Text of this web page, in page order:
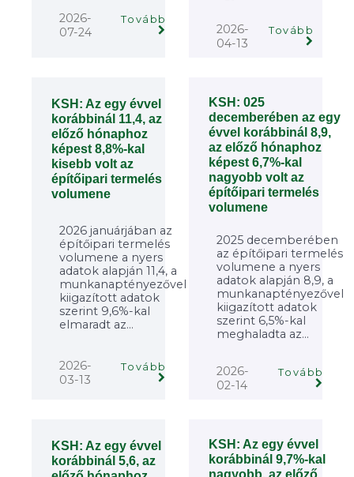
2026-
07-24
Tovább
2026-
04-13
Tovább
KSH: Az egy évvel
korábbinál 11,4, az
előző hónaphoz
képest 8,8%-kal
kisebb volt az
építőipari termelés
volumene
2026 januárjában az
építőipari termelés
volumene a nyers
adatok alapján 11,4, a
munkanaptényezővel
kiigazított adatok
szerint 9,6%-kal
elmaradt az...
2026-
03-13
Tovább
KSH: 025
decemberében az egy
évvel korábbinál 8,9,
az előző hónaphoz
képest 6,7%-kal
nagyobb volt az
építőipari termelés
volumene
2025 decemberében
az építőipari termelés
volumene a nyers
adatok alapján 8,9, a
munkanaptényezővel
kiigazított adatok
szerint 6,5%-kal
meghaladta az...
2026-
02-14
Tovább
KSH: Az egy évvel
korábbinál 5,6, az
KSH: Az egy évvel
korábbinál 9,7%-kal
nagyobb, az előző